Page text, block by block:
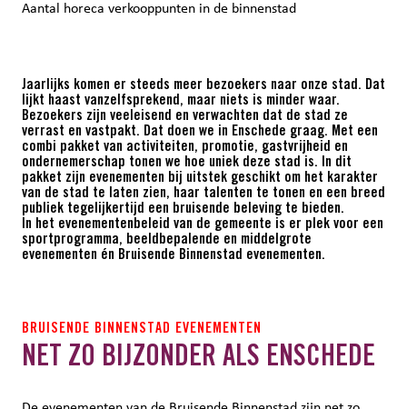
Aantal horeca verkooppunten in de binnenstad
Jaarlijks komen er steeds meer bezoekers naar onze stad. Dat
lijkt haast vanzelfsprekend, maar niets is minder waar.
Bezoekers zijn veeleisend en verwachten dat de stad ze
verrast en vastpakt. Dat doen we in Enschede graag. Met een
combi pakket van activiteiten, promotie, gastvrijheid en
ondernemerschap tonen we hoe uniek deze stad is. In dit
pakket zijn evenementen bij uitstek geschikt om het karakter
van de stad te laten zien, haar talenten te tonen en een breed
publiek tegelijkertijd een bruisende beleving te bieden.
In het evenementenbeleid van de gemeente is er plek voor een
sportprogramma, beeldbepalende en middelgrote
evenementen én Bruisende Binnenstad evenementen.
BRUISENDE BINNENSTAD EVENEMENTEN
NET ZO BIJZONDER ALS ENSCHEDE